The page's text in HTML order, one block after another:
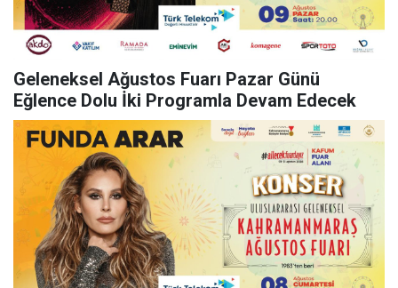
Geleneksel Ağustos Fuarı Pazar Günü
Eğlence Dolu İki Programla Devam Edecek